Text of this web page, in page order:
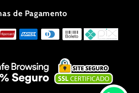
de Pagamento